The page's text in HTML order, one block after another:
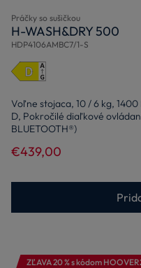
Práčky so sušičkou
H-WASH&DRY 500
HDP4106AMBC7/1-S
Voľne stojaca, 10 / 6 kg,
D, Pokročilé diaľkové
BLUETOOTH®)
€439,00
ZĽAVA 20 % s kódom